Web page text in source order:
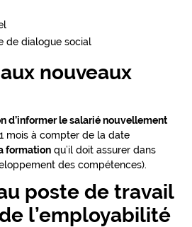
de dialogue social
nouveaux
d’informer le salarié nouvellement
mois à compter de la date
formation qu’il doit assurer dans
des compétences).
poste de travail
l’employabilité